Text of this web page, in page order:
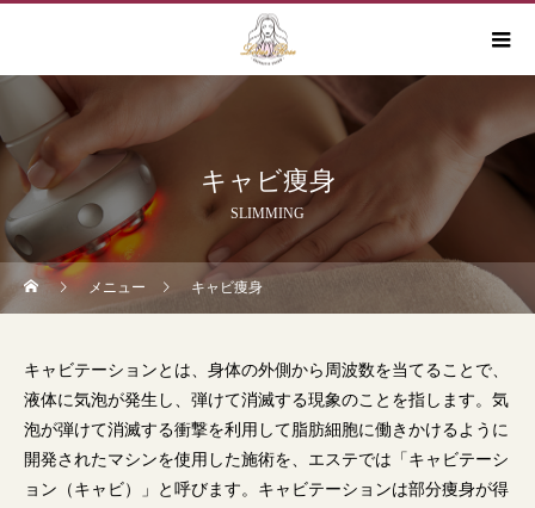
キャビ痩身
SLIMMING
メニュー キャビ痩身
キャビテーションとは、身体の外側から周波数を当てることで、
液体に気泡が発生し、弾けて消滅する現象のことを指します。気
泡が弾けて消滅する衝撃を利用して脂肪細胞に働きかけるように
開発されたマシンを使用した施術を、エステでは「キャビテーシ
ョン（キャビ）」と呼びます。キャビテーションは部分痩身が得